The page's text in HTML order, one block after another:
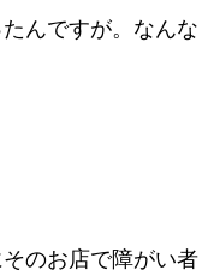
んですが。なんな
のお店で障がい者